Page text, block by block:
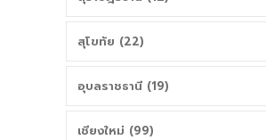
สุโขทัย (22)
อุบลราชธานี (19)
เชียงใหม่ (99)